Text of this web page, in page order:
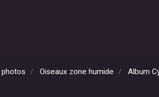
Oiseaux zone humide Album